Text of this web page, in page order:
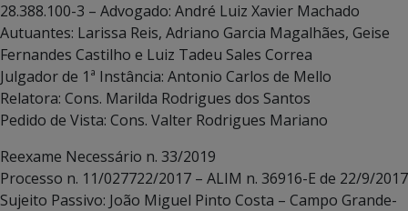
28.388.100-3 – Advogado: André Luiz Xavier Machado
Autuantes: Larissa Reis, Adriano Garcia Magalhães, Geise
Fernandes Castilho e Luiz Tadeu Sales Correa
Julgador de 1ª Instância: Antonio Carlos de Mello
Relatora: Cons. Marilda Rodrigues dos Santos
Pedido de Vista: Cons. Valter Rodrigues Mariano
Reexame Necessário n. 33/2019
Processo n. 11/027722/2017 – ALIM n. 36916-E de 22/9/2017
Sujeito Passivo: João Miguel Pinto Costa – Campo Grande-